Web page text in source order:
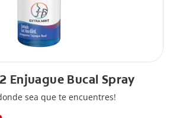
Enjuague Bucal Spray
sea que te encuentres!